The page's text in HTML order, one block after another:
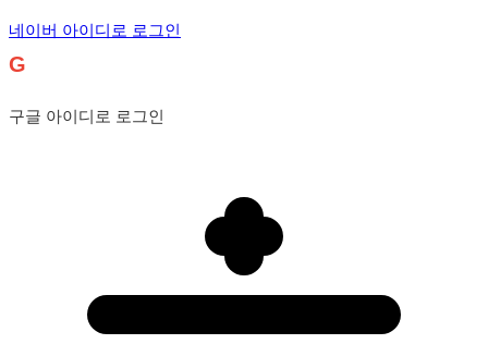
네이버 아이디로 로그인
G
구글 아이디로 로그인